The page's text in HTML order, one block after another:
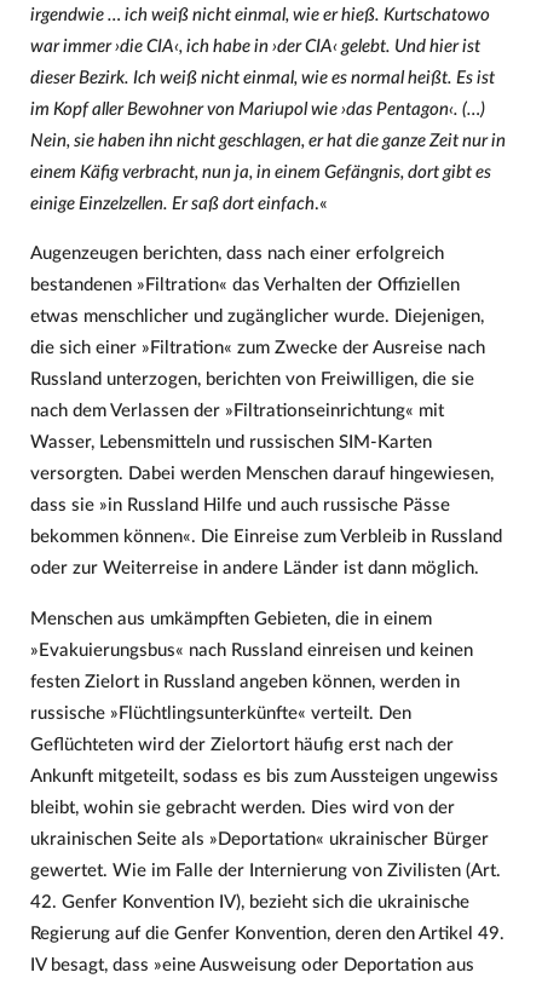
irgendwie … ich weiß nicht einmal, wie er hieß. Kurtschatowo
war immer ›die CIA‹, ich habe in ›der CIA‹ gelebt. Und hier ist
dieser Bezirk. Ich weiß nicht einmal, wie es normal heißt. Es ist
im Kopf aller Bewohner von Mariupol wie ›das Pentagon‹. (…)
Nein, sie haben ihn nicht geschlagen, er hat die ganze Zeit nur in
einem Käfig verbracht, nun ja, in einem Gefängnis, dort gibt es
einige Einzelzellen. Er saß dort einfach.«
Augenzeugen berichten, dass nach einer erfolgreich
bestandenen »Filtration« das Verhalten der Offiziellen
etwas menschlicher und zugänglicher wurde. Diejenigen,
die sich einer »Filtration« zum Zwecke der Ausreise nach
Russland unterzogen, berichten von Freiwilligen, die sie
nach dem Verlassen der »Filtrationseinrichtung« mit
Wasser, Lebensmitteln und russischen SIM-Karten
versorgten. Dabei werden Menschen darauf hingewiesen,
dass sie »in Russland Hilfe und auch russische Pässe
bekommen können«. Die Einreise zum Verbleib in Russland
oder zur Weiterreise in andere Länder ist dann möglich.
Menschen aus umkämpften Gebieten, die in einem
»Evakuierungsbus« nach Russland einreisen und keinen
festen Zielort in Russland angeben können, werden in
russische »Flüchtlingsunterkünfte« verteilt. Den
Geflüchteten wird der Zielortort häufig erst nach der
Ankunft mitgeteilt, sodass es bis zum Aussteigen ungewiss
bleibt, wohin sie gebracht werden. Dies wird von der
ukrainischen Seite als »Deportation« ukrainischer Bürger
gewertet. Wie im Falle der Internierung von Zivilisten (Art.
42. Genfer Konvention IV), bezieht sich die ukrainische
Regierung auf die Genfer Konvention, deren den Artikel 49.
IV besagt, dass »eine Ausweisung oder Deportation aus